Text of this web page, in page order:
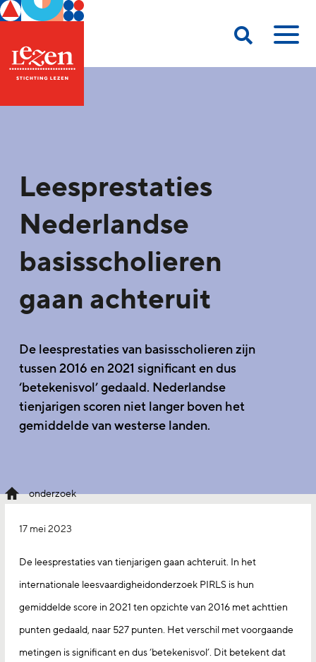
Leesprestaties
Nederlandse
basisscholieren
gaan achteruit
De leesprestaties van basisscholieren zijn
tussen 2016 en 2021 significant en dus
‘betekenisvol’ gedaald. Nederlandse
tienjarigen scoren niet langer boven het
gemiddelde van westerse landen.
onderzoek
17 mei 2023
De leesprestaties van tienjarigen gaan achteruit. In het
internationale leesvaardigheidonderzoek PIRLS is hun
gemiddelde score in 2021 ten opzichte van 2016 met achttien
punten gedaald, naar 527 punten. Het verschil met voorgaande
metingen is significant en dus ‘betekenisvol’. Dit betekent dat